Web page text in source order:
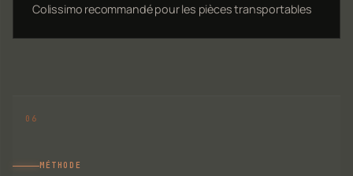
Colissimo recommandé pour les pièces transportables
MÉTHODE